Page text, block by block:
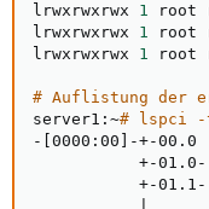
lrwxrwxrwx 1 root
lrwxrwxrwx 1 root
lrwxrwxrwx 1 root
# Auflistung der
server1:~# lspci -
-
0000:00
-+-00.0
           +-01.0-
           +-01.1-